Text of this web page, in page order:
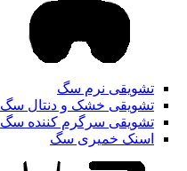
تشویقی نرم سگ
تشویقی خشک و دنتال سگ
تشویقی سرگرم کننده سگ
اسنک خمیری سگ